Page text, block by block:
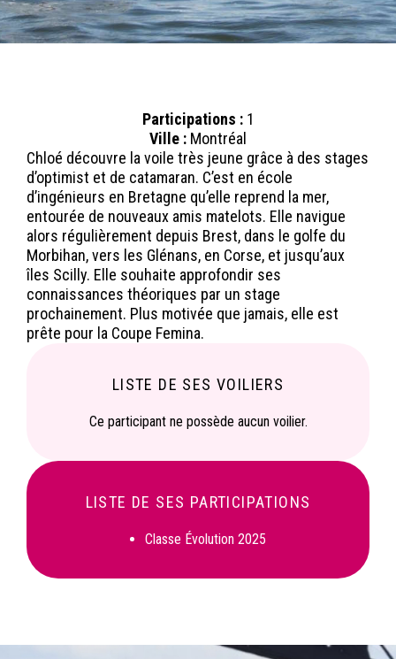
Participations : 1
Ville : Montréal
Chloé découvre la voile très jeune grâce à des stages
d’optimist et de catamaran. C’est en école
d’ingénieurs en Bretagne qu’elle reprend la mer,
entourée de nouveaux amis matelots. Elle navigue
alors régulièrement depuis Brest, dans le golfe du
Morbihan, vers les Glénans, en Corse, et jusqu’aux
îles Scilly. Elle souhaite approfondir ses
connaissances théoriques par un stage
prochainement. Plus motivée que jamais, elle est
prête pour la Coupe Femina.
LISTE DE SES VOILIERS
Ce participant ne possède aucun voilier.
LISTE DE SES PARTICIPATIONS
Classe Évolution 2025